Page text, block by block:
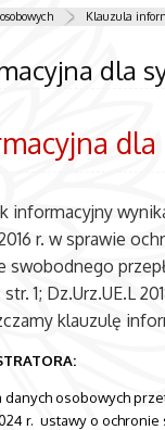
Klauzula
dla
informacyjny
r. w sprawie
swobodnego
str. 1; Dz.Urz.UE.L
klauzulę
osobowych
r. ustawy o